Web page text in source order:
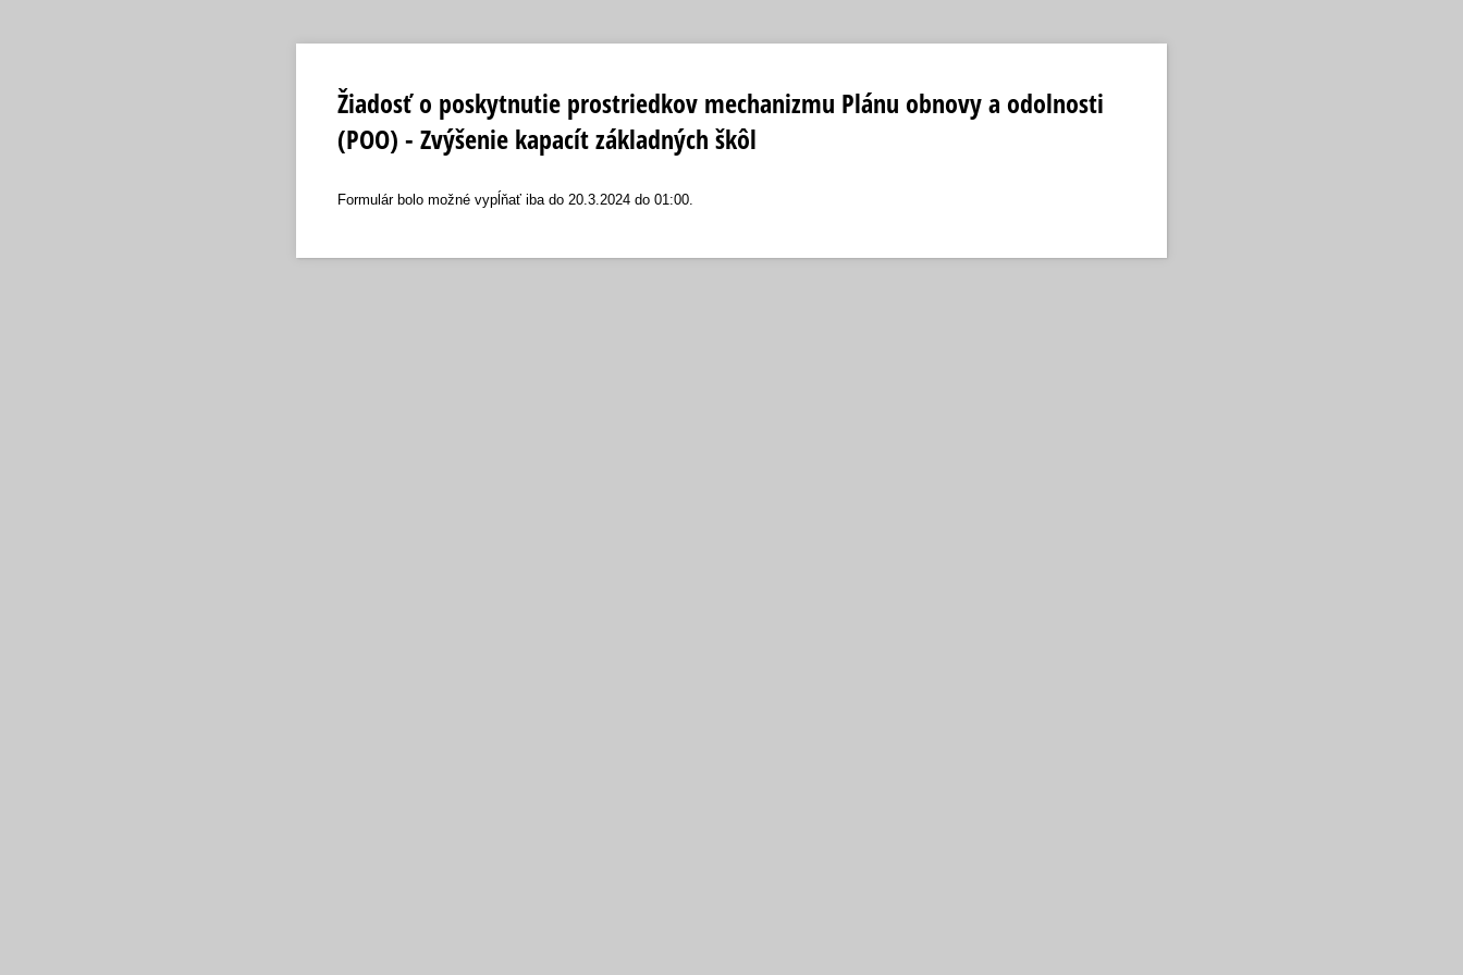
Žiadosť o poskytnutie prostriedkov mechanizmu Plánu obnovy a odolnosti
(POO) - Zvýšenie kapacít základných škôl
Formulár bolo možné vypĺňať iba do 20.3.2024 do 01:00.